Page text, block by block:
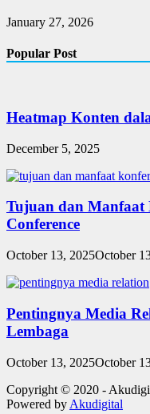
January 27, 2026
Popular Post
Heatmap Konten
December 5, 2025
Tujuan dan Manfaat
Conference
October 13, 2025October
Pentingnya Media
Lembaga
October 13, 2025October
Copyright © 2020 -
Powered by Akudigital